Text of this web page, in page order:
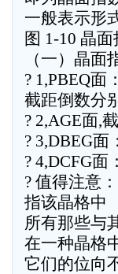
一般表示形
图 1-10 晶
（一）晶面
? 1,PBEQ
截距倒数分
? 2,AGE面,
? 3,DBEG
? 4,DCFG
? 值得注意
指该晶格中
所有那些与
在一种晶格
它们的位向